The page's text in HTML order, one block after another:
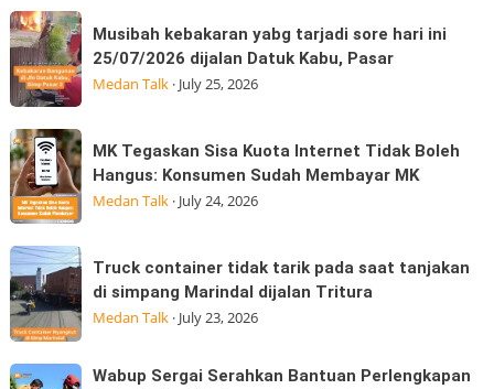
dan
Moto
GP
Edition
hadir
Musibah
kebakaran
yabg
tarjadi
sore
hari
ini
25/07/2026
Datuk
Kabu,
Pasar
Musibah kebakaran yabg tarjadi sore hari ini
25/07/2026 dijalan Datuk Kabu, Pasar
Medan Talk· July 25, 2026
MK
Tegaskan
Sisa
Kuota
Internet
Tidak
Boleh
Hangus:
Sudah
MK Tegaskan Sisa Kuota Internet Tidak Boleh
Hangus: Konsumen Sudah Membayar MK
Medan Talk· July 24, 2026
Truck
container
tidak
tarik
pada
Truck container tidak tarik pada saat tanjakan
di simpang Marindal dijalan Tritura
Medan Talk· July 23, 2026
Wabup
Wabup Sergai Serahkan Bantuan Perlengkapan